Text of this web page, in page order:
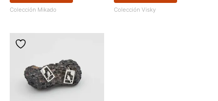
Colección Mikado Colección Visky